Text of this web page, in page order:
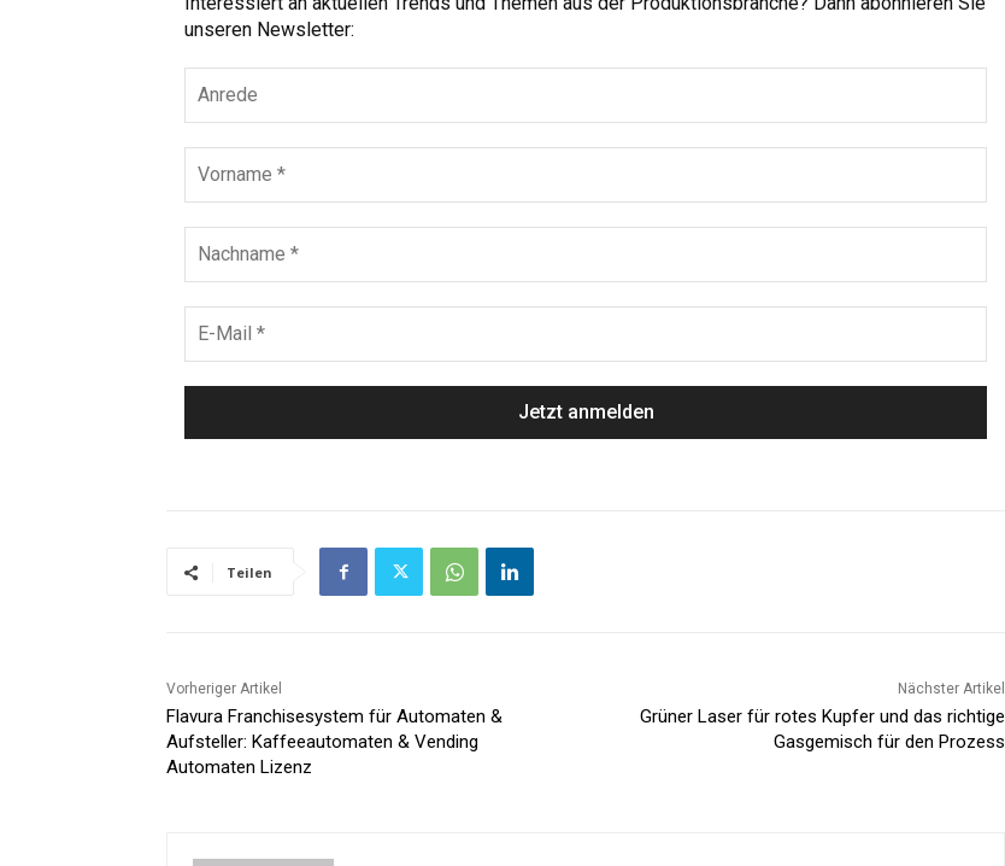
unseren Newsletter:
Teilen
Vorheriger Artikel
Flavura Franchisesystem für Automaten &
Aufsteller: Kaffeeautomaten & Vending
Automaten Lizenz
Nächster Artikel
Grüner Laser für rotes Kupfer und das richtige
Gasgemisch für den Prozess